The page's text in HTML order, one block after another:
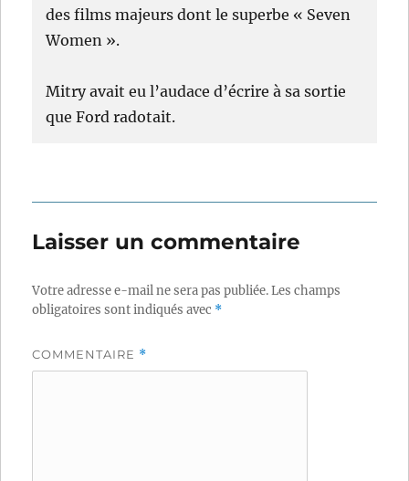
des films majeurs dont le superbe « Seven
Women ».
Mitry avait eu l’audace d’écrire à sa sortie
que Ford radotait.
Laisser un commentaire
Votre adresse e-mail ne sera pas publiée.Les champs
obligatoires sont indiqués avec *
COMMENTAIRE *